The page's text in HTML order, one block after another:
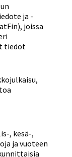
ja -
joissa
tiedot
, kesä-,
ja vuoteen